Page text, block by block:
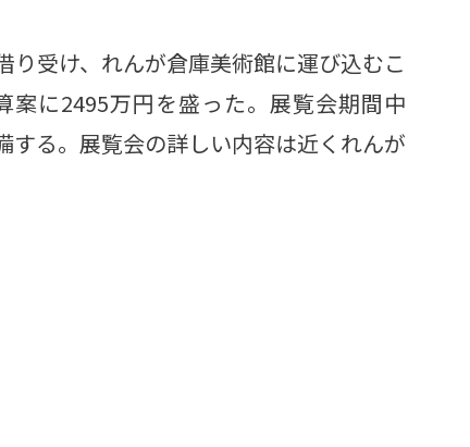
受け、れんが倉庫美術館に運び込むこ
案に2495万円を盛った。展覧会期間中
る。展覧会の詳しい内容は近くれんが